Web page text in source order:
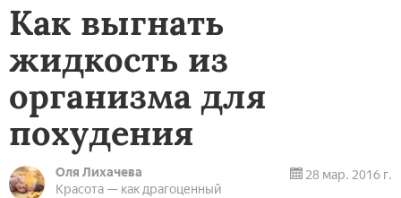
Как выгнать
жидкость из
организма для
похудения
Оля Лихачева
Красота — как драгоценный
28 мар. 2016 г.